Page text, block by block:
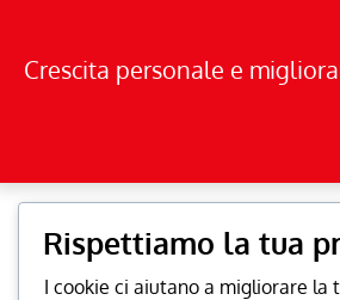
Crescita personale e
Rispettiamo la tua
I cookie ci aiutano a migliorare la